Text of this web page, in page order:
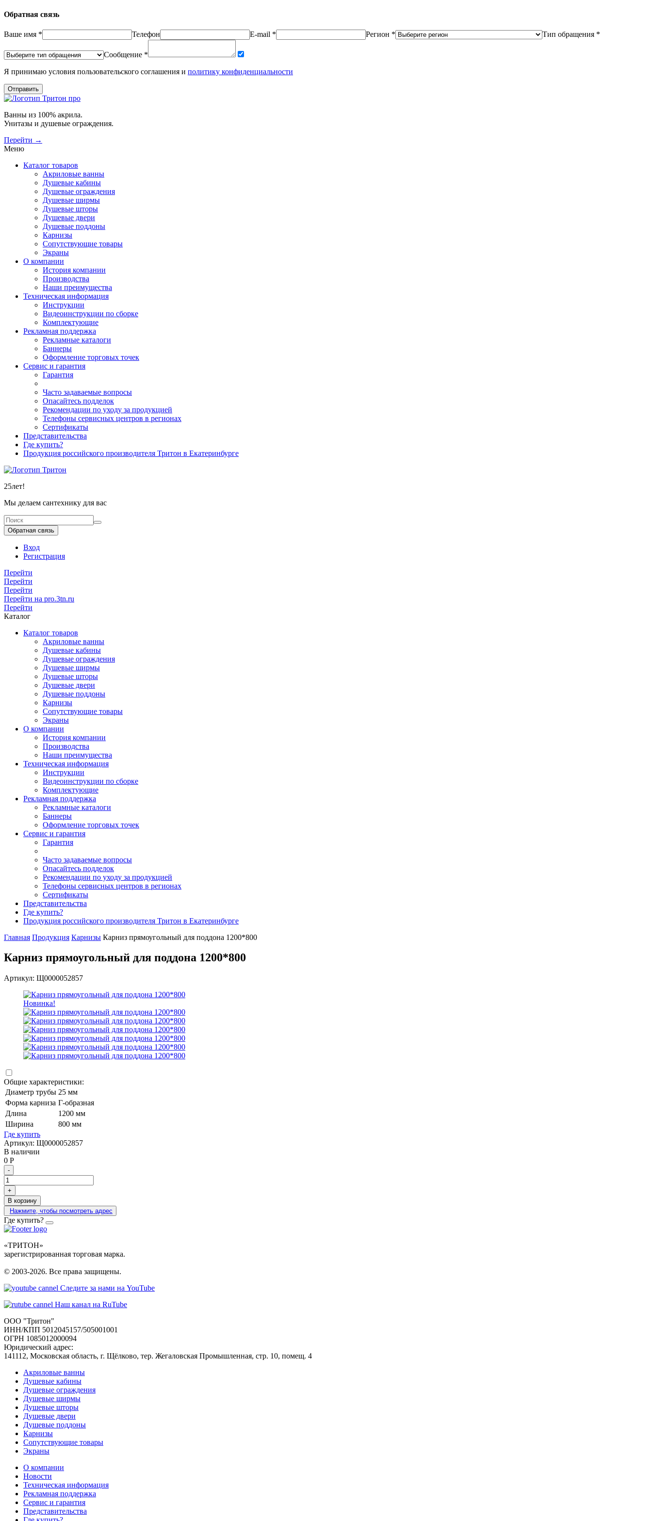
Обратная связь
Ваше имя * Телефон E-mail * Регион * Тип обращения *
Сообщение *
Я принимаю условия пользовательского соглашения и политику конфиденциальности
Отправить
Ванны из 100% акрила.
Унитазы и душевые ограждения.
Перейти →
Меню
Каталог товаров
Акриловые ванны
Душевые кабины
Душевые ограждения
Душевые ширмы
Душевые шторы
Душевые двери
Душевые поддоны
Карнизы
Сопутствующие товары
Экраны
О компании
История компании
Производства
Наши преимущества
Техническая информация
Инструкции
Видеоинструкции по сборке
Комплектующие
Рекламная поддержка
Рекламные каталоги
Баннеры
Оформление торговых точек
Сервис и гарантия
Гарантия
Часто задаваемые вопросы
Опасайтесь подделок
Рекомендации по уходу за продукцией
Телефоны сервисных центров в регионах
Сертификаты
Представительства
Где купить?
Продукция российского производителя Тритон в Екатеринбурге
25лет!
Мы делаем сантехнику для вас
Обратная связь
Вход
Регистрация
Перейти
Перейти
Перейти
Перейти на pro.3tn.ru
Перейти
Каталог
Каталог товаров
Акриловые ванны
Душевые кабины
Душевые ограждения
Душевые ширмы
Душевые шторы
Душевые двери
Душевые поддоны
Карнизы
Сопутствующие товары
Экраны
О компании
История компании
Производства
Наши преимущества
Техническая информация
Инструкции
Видеоинструкции по сборке
Комплектующие
Рекламная поддержка
Рекламные каталоги
Баннеры
Оформление торговых точек
Сервис и гарантия
Гарантия
Часто задаваемые вопросы
Опасайтесь подделок
Рекомендации по уходу за продукцией
Телефоны сервисных центров в регионах
Сертификаты
Представительства
Где купить?
Продукция российского производителя Тритон в Екатеринбурге
Главная Продукция Карнизы Карниз прямоугольный для поддона 1200*800
Карниз прямоугольный для поддона 1200*800
Артикул: Щ0000052857
Новинка!
Общие характеристики:
Диаметр трубы 25 мм
Форма карниза Г-образная
Длина
1200 мм
Ширина
800 мм
Где купить
Артикул: Щ0000052857
В наличии
0 Р
-
+
В корзину
Нажмите, чтобы посмотреть адрес
Где купить?
«ТРИТОН»
зарегистрированная торговая марка.
© 2003-2026. Все права защищены.
Следите за нами на YouTube
Наш канал на RuTube
ООО "Тритон"
ИНН/КПП 5012045157/505001001
ОГРН 1085012000094
Юридический адрес:
141112, Московская область, г. Щёлково, тер. Жегаловская Промышленная, стр. 10, помещ. 4
Акриловые ванны
Душевые кабины
Душевые ограждения
Душевые ширмы
Душевые шторы
Душевые двери
Душевые поддоны
Карнизы
Сопутствующие товары
Экраны
О компании
Новости
Техническая информация
Рекламная поддержка
Сервис и гарантия
Представительства